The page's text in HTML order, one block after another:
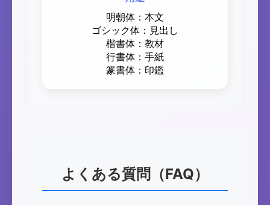
明朝体：本文
ゴシック体：見出し
楷書体：教材
行書体：手紙
篆書体：印鑑
よくある質問（FAQ）